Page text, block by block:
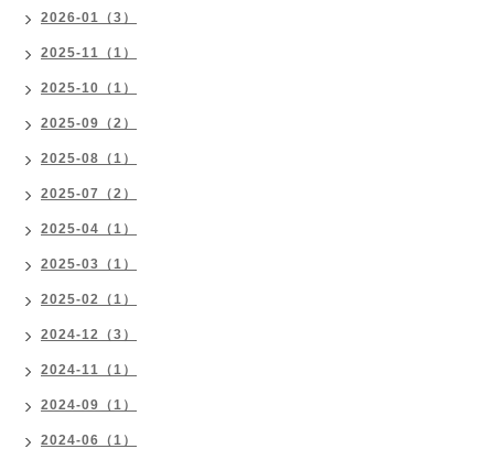
2026-01（3）
2025-11（1）
2025-10（1）
2025-09（2）
2025-08（1）
2025-07（2）
2025-04（1）
2025-03（1）
2025-02（1）
2024-12（3）
2024-11（1）
2024-09（1）
2024-06（1）